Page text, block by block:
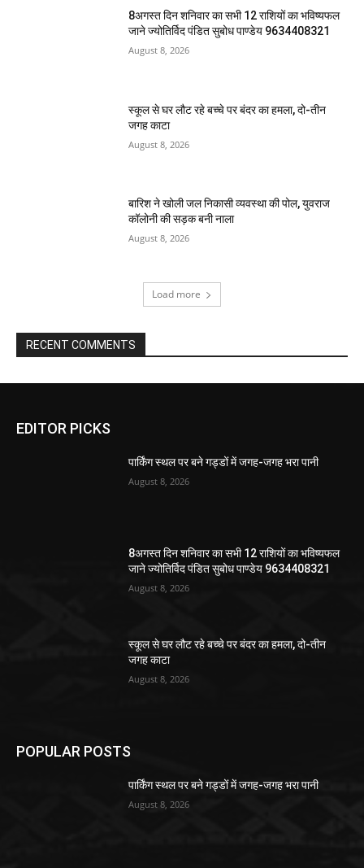
8अगस्त दिन शनिवार का सभी 12 राशियों का भविष्यफल
जाने ज्योतिर्विद पंडित सुबोध पाण्डेय 9634408321
August 8, 2026
स्कूल से घर लौट रहे बच्चे पर बंदर का हमला, दो-तीन
जगह काटा
August 8, 2026
बारिश ने खोली जल निकासी व्यवस्था की पोल, युवराज
कॉलोनी की सड़क बनी नाला
August 8, 2026
Load more
RECENT COMMENTS
EDITOR PICKS
पार्किंग स्थल पर बने गड्डों में जगह-जगह भरा पानी
August 8, 2026
8अगस्त दिन शनिवार का सभी 12 राशियों का भविष्यफल
जाने ज्योतिर्विद पंडित सुबोध पाण्डेय 9634408321
August 8, 2026
स्कूल से घर लौट रहे बच्चे पर बंदर का हमला, दो-तीन
जगह काटा
August 8, 2026
POPULAR POSTS
पार्किंग स्थल पर बने गड्डों में जगह-जगह भरा पानी
August 8, 2026